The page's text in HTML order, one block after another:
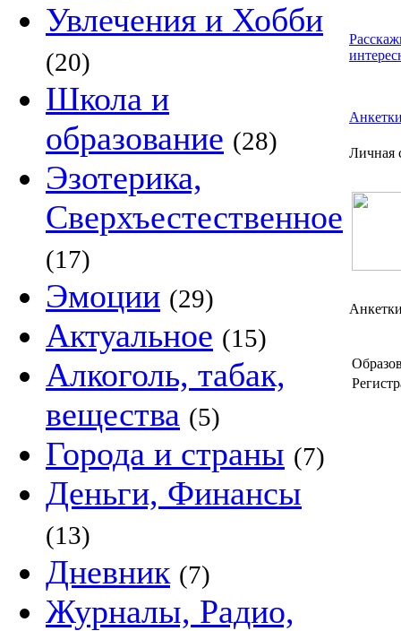
Увлечения и Хобби
(20)
Школа и
образование (28)
Эзотерика,
Сверхъестественное
(17)
Эмоции (29)
Актуальное (15)
Алкоголь, табак,
вещества (5)
Города и страны (7)
Деньги, Финансы
(13)
Дневник (7)
Журналы, Радио,
Личная